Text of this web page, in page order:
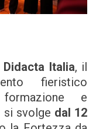
Didacta Italia, il
fieristico
e
si svolge dal 12